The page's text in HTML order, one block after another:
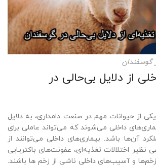
گوسفندان
از دلایل بی‌حالی در
از حیوانات مهم در صنعت دامداری، به دلایل
داخلی می‌شوند که می‌تواند عاملی برای
آن‌ها باشد. بیماری‌های داخلی می‌توانند از
اختلالات تغذیه‌ای، عفونت‌های باکتریایی
و آسیب‌های داخلی ناشی از زخم ها باشند.